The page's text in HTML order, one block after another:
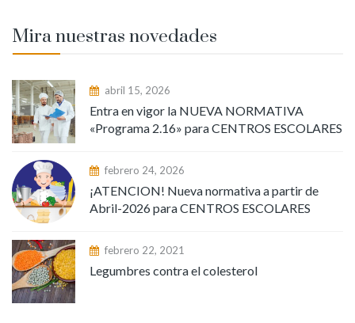
Mira nuestras novedades
abril 15, 2026
Entra en vigor la NUEVA NORMATIVA
«Programa 2.16» para CENTROS ESCOLARES
febrero 24, 2026
¡ATENCION! Nueva normativa a partir de
Abril-2026 para CENTROS ESCOLARES
febrero 22, 2021
Legumbres contra el colesterol